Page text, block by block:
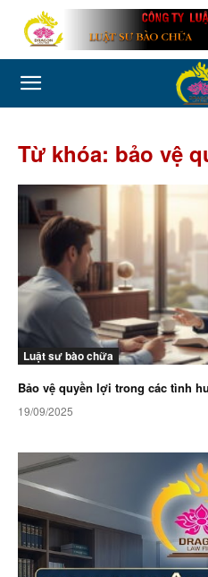
Từ khóa: bảo vệ
Luật sư bào chữa
Bảo vệ quyền lợi trong các tình
19/09/2025